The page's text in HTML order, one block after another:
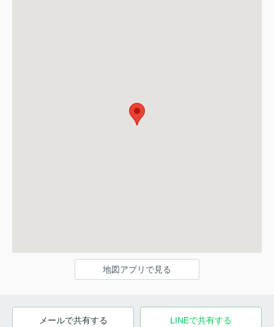
地図アプリで見る
メールで共有する LINEで共有する